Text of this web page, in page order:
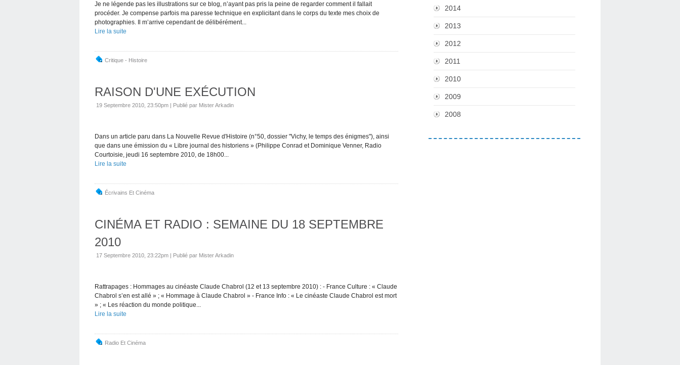
Je ne légende pas les illustrations sur ce blog, n’ayant pas pris la peine de regarder comment il fallait
procéder. Je compense parfois ma paresse technique en explicitant dans le corps du texte mes choix de
photographies. Il m’arrive cependant de délibérément...
Lire la suite
Critique - Histoire
RAISON D'UNE EXÉCUTION
19 Septembre 2010, 23:50pm | Publié par Mister Arkadin
Dans un article paru dans La Nouvelle Revue d'Histoire (n°50, dossier "Vichy, le temps des énigmes"), ainsi
que dans une émission du « Libre journal des historiens » (Philippe Conrad et Dominique Venner, Radio
Courtoisie, jeudi 16 septembre 2010, de 18h00...
Lire la suite
Écrivains Et Cinéma
CINÉMA ET RADIO : SEMAINE DU 18 SEPTEMBRE
2010
17 Septembre 2010, 23:22pm | Publié par Mister Arkadin
Rattrapages : Hommages au cinéaste Claude Chabrol (12 et 13 septembre 2010) : - France Culture : « Claude
Chabrol s’en est allé » ; « Hommage à Claude Chabrol » - France Info : « Le cinéaste Claude Chabrol est mort
» ; « Les réaction du monde politique...
Lire la suite
Radio Et Cinéma
2014
2013
2012
2011
2010
2009
2008